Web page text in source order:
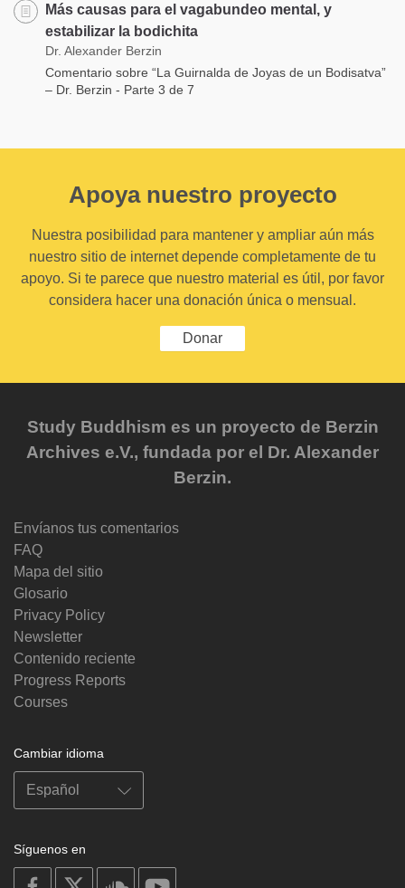
Más causas para el vagabundeo mental, y
estabilizar la bodichita
Dr. Alexander Berzin
Comentario sobre “La Guirnalda de Joyas de un Bodisatva”
– Dr. Berzin - Parte 3 de 7
Apoya nuestro proyecto
Nuestra posibilidad para mantener y ampliar aún más
nuestro sitio de internet depende completamente de tu
apoyo. Si te parece que nuestro material es útil, por favor
considera hacer una donación única o mensual.
Donar
Study Buddhism es un proyecto de Berzin
Archives e.V., fundada por el Dr. Alexander
Berzin.
Envíanos tus comentarios
FAQ
Mapa del sitio
Glosario
Privacy Policy
Newsletter
Contenido reciente
Progress Reports
Courses
Cambiar idioma
Síguenos en
on